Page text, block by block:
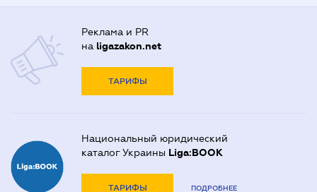
Реклама и PR
на ligazakon.net
ТАРИФЫ
Национальный юридический
каталог Украины Liga:BOOK
ТАРИФЫ ПОДРОБНЕЕ